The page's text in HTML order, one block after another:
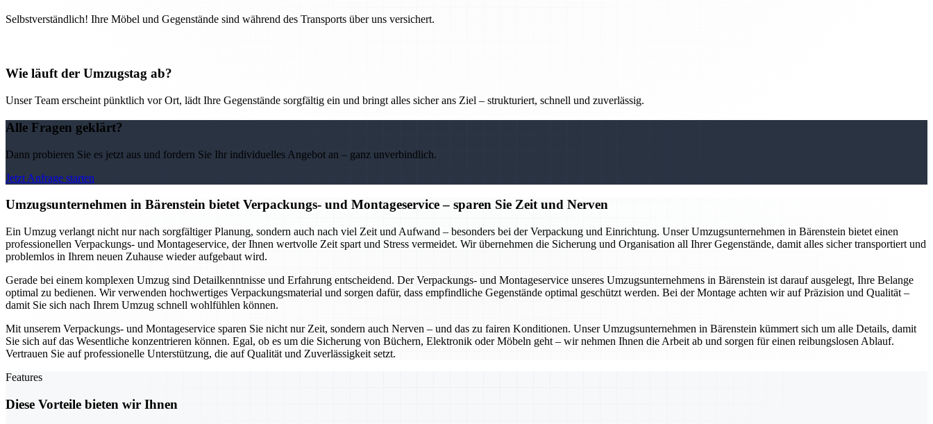
Selbstverständlich! Ihre Möbel und Gegenstände sind während des Transports über uns versichert.
Wie läuft der Umzugstag ab?
Unser Team erscheint pünktlich vor Ort, lädt Ihre Gegenstände sorgfältig ein und bringt alles sicher ans Ziel – strukturiert, schnell und zuverlässig.
Alle Fragen geklärt?
Dann probieren Sie es jetzt aus und fordern Sie Ihr individuelles Angebot an – ganz unverbindlich.
Jetzt Anfrage starten
Umzugsunternehmen in Bärenstein bietet Verpackungs- und Montageservice – sparen Sie Zeit und Nerven
Ein Umzug verlangt nicht nur nach sorgfältiger Planung, sondern auch nach viel Zeit und Aufwand – besonders bei der Verpackung und Einrichtung. Unser Umzugsunternehmen in Bärenstein bietet einen
professionellen Verpackungs- und Montageservice, der Ihnen wertvolle Zeit spart und Stress vermeidet. Wir übernehmen die Sicherung und Organisation all Ihrer Gegenstände, damit alles sicher transportiert und
problemlos in Ihrem neuen Zuhause wieder aufgebaut wird.
Gerade bei einem komplexen Umzug sind Detailkenntnisse und Erfahrung entscheidend. Der Verpackungs- und Montageservice unseres Umzugsunternehmens in Bärenstein ist darauf ausgelegt, Ihre Belange
optimal zu bedienen. Wir verwenden hochwertiges Verpackungsmaterial und sorgen dafür, dass empfindliche Gegenstände optimal geschützt werden. Bei der Montage achten wir auf Präzision und Qualität –
damit Sie sich nach Ihrem Umzug schnell wohlfühlen können.
Mit unserem Verpackungs- und Montageservice sparen Sie nicht nur Zeit, sondern auch Nerven – und das zu fairen Konditionen. Unser Umzugsunternehmen in Bärenstein kümmert sich um alle Details, damit
Sie sich auf das Wesentliche konzentrieren können. Egal, ob es um die Sicherung von Büchern, Elektronik oder Möbeln geht – wir nehmen Ihnen die Arbeit ab und sorgen für einen reibungslosen Ablauf.
Vertrauen Sie auf professionelle Unterstützung, die auf Qualität und Zuverlässigkeit setzt.
Features
Diese Vorteile bieten wir Ihnen